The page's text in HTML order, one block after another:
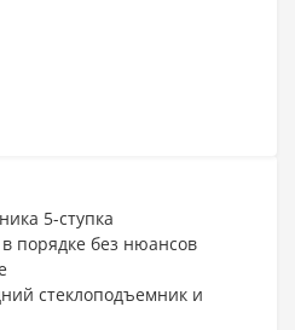
5-ступка
порядке без нюансов
стеклоподъемник и